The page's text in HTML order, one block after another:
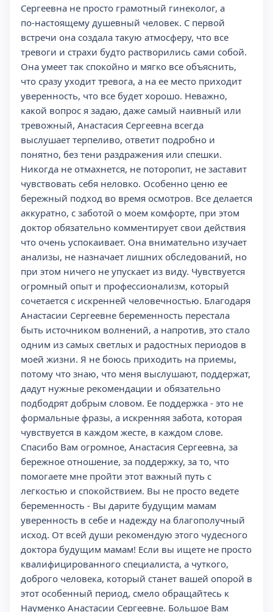
Сергеевна не просто грамотный гинеколог, а
по‑настоящему душевный человек. С первой
встречи она создала такую атмосферу, что все
тревоги и страхи будто растворились сами собой.
Она умеет так спокойно и мягко все объяснить,
что сразу уходит тревога, а на ее место приходит
уверенность, что все будет хорошо. Неважно,
какой вопрос я задаю, даже самый наивный или
тревожный, Анастасия Сергеевна всегда
выслушает терпеливо, ответит подробно и
понятно, без тени раздражения или спешки.
Никогда не отмахнется, не поторопит, не заставит
чувствовать себя неловко. Особенно ценю ее
бережный подход во время осмотров. Все делается
аккуратно, с заботой о моем комфорте, при этом
доктор обязательно комментирует свои действия
что очень успокаивает. Она внимательно изучает
анализы, не назначает лишних обследований, но
при этом ничего не упускает из виду. Чувствуется
огромный опыт и профессионализм, который
сочетается с искренней человечностью. Благодаря
Анастасии Сергеевне беременность перестала
быть источником волнений, а напротив, это стало
одним из самых светлых и радостных периодов в
моей жизни. Я не боюсь приходить на приемы,
потому что знаю, что меня выслушают, поддержат,
дадут нужные рекомендации и обязательно
подбодрят добрым словом. Ее поддержка - это не
формальные фразы, а искренняя забота, которая
чувствуется в каждом жесте, в каждом слове.
Спасибо Вам огромное, Анастасия Сергеевна, за
бережное отношение, за поддержку, за то, что
помогаете мне пройти этот важный путь с
легкостью и спокойствием. Вы не просто ведете
беременность - Вы дарите будущим мамам
уверенность в себе и надежду на благополучный
исход. От всей души рекомендую этого чудесного
доктора будущим мамам! Если вы ищете не просто
квалифицированного специалиста, а чуткого,
доброго человека, который станет вашей опорой в
этот особенный период, смело обращайтесь к
Науменко Анастасии Сергеевне. Большое Вам